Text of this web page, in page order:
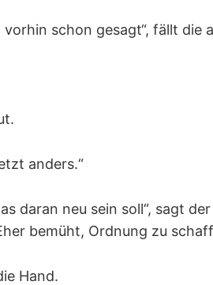
vorhin schon gesagt“, fällt die
anders.“
daran neu sein soll“, sagt
bemüht, Ordnung zu
Hand.